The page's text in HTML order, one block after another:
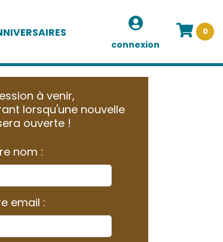
connexion
0
à venir,
lorsqu'une nouvelle
ouverte !
nom :
email :